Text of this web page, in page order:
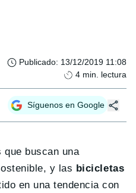
Publicado: 13/12/2019 11:08
4 min. lectura
Síguenos en Google
que buscan una
y las bicicletas
en una tendencia con